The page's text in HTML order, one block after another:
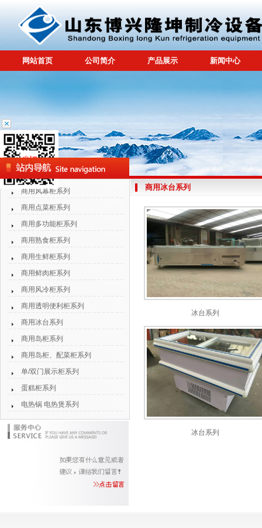
网站首页 公司简介 产品展示 新闻中心
商用风幕柜系列
商用点菜柜系列
商用多功能柜系列
商用熟食柜系列
商用生鲜柜系列
商用鲜肉柜系列
商用风冷柜系列
商用透明便利柜系列
商用冰台系列
商用岛柜系列
商用岛柜、配菜柜系列
单/双门展示柜系列
蛋糕柜系列
电热锅 电热煲系列
商用冰台系列
冰台系列
冰台系列